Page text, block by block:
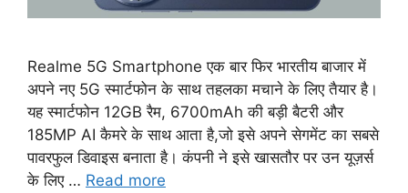
Realme 5G Smartphone एक बार फिर भारतीय बाजार में
अपने नए 5G स्मार्टफोन के साथ तहलका मचाने के लिए तैयार है।
यह स्मार्टफोन 12GB रैम, 6700mAh की बड़ी बैटरी और
185MP AI कैमरे के साथ आता है,जो इसे अपने सेगमेंट का सबसे
पावरफुल डिवाइस बनाता है। कंपनी ने इसे खासतौर पर उन यूज़र्स
के लिए … Read more